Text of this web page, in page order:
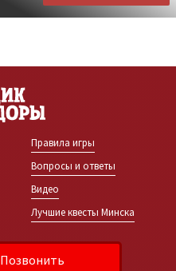
Правила игры
Вопросы и ответы
Видео
Лучшие квесты Минска
Позвонить